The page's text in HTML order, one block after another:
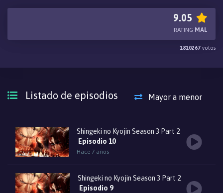
Sin embargo al llegar al muro se encontrarán con antiguos
enemigos que tienen la misión de recuperar la "coordenada". el
Héctor Yahir Mt
9.05
RATING MAL
1810267 votos
Listado de episodios Mayor a menor
Shingeki no Kyojin Season 3 Part 2
Episodio 10
Hace 7 años
Shingeki no Kyojin Season 3 Part 2
Episodio 9